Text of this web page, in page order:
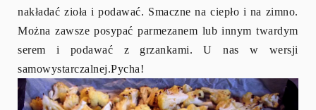
nakładać zioła i podawać. Smaczne na ciepło i na zimno.
Można zawsze posypać parmezanem lub innym twardym
serem i podawać z grzankami. U nas w wersji
samowystarczalnej.Pycha!